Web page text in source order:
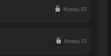
Niveau 20
Niveau 21